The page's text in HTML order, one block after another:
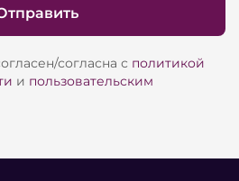
согласна с политикой
и пользовательским